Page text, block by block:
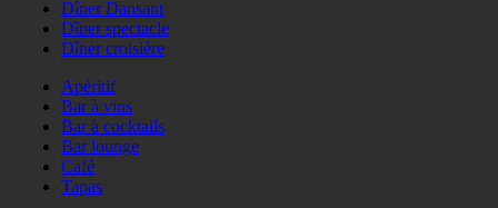
Dîner Dansant
Dîner spectacle
Dîner croisière
Apéritif
Bar à vins
Bar à cocktails
Bar lounge
Café
Tapas